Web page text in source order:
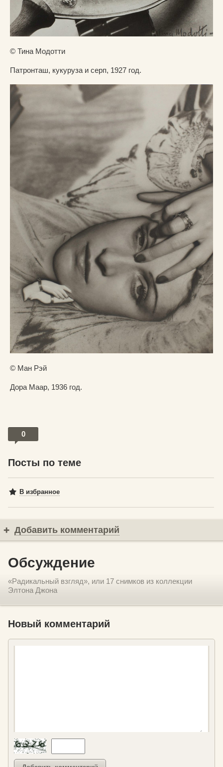
© Тина Модотти
Патронташ, кукуруза и серп, 1927 год.
© Ман Рэй
Дора Маар, 1936 год.
0
Посты по теме
В избранное
Добавить комментарий
Обсуждение
«Радикальный взгляд», или 17 снимков из коллекции
Элтона Джона
Новый комментарий